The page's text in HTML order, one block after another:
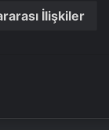
İlişkiler